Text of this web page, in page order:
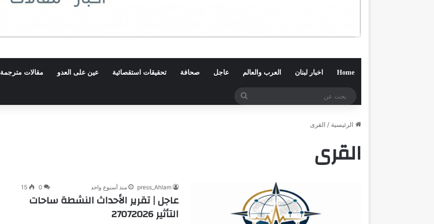
Home اخبار لبنان العرب والعالم عاجل صحافة تحقيقات استقصائية عين على العدو مقالات مترجمة
الرئيسية / القرى
القرى
press_Ahlam منذ أسبوع واحد 0
15
عاجل | تقرير الأحداث النشطة ساحات
التأثير 27072026